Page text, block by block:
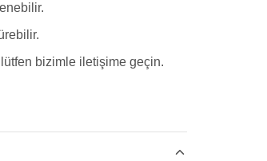
bizimle iletişime geçin.